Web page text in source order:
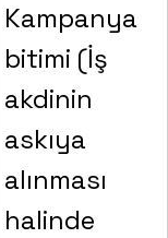
Kampanya
bitimi (İş
akdinin
askıya
alınması
halinde